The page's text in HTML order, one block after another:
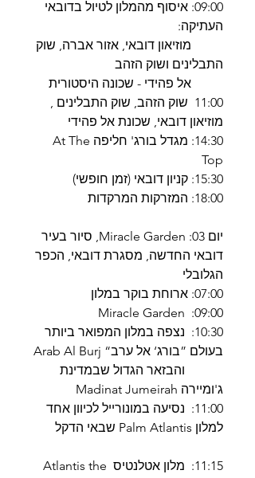
09:00: איסוף מהמלון לטיול בדובאי
העתיקה:
מוזיאון דובאי, אזור אברה, שוק
התבלינים ושוק הזהב
אל פהידי - שכונה היסטורית
11:00 שוק הזהב, שוק התבלינים ,
מוזיאון דובאי, שכונת אל פהידי
14:30: מגדל בורג' חליפה At The
Top
15:30: קניון דובאי (זמן חופשי)
18:00: המזרקות המרקדות
יום 03: Miracle Garden, סיור בעיר
דובאי החדשה, מסגרת דובאי, הכפר
הגלובלי
07:00: ארוחת בוקר במלון
09:00: Miracle Garden
10:30: נצפה במלון המפואר ביותר
בעולם ”בורג‘ אל ערב“ Arab Al Burj
והבזאר הגדול שבמדינת
ג'ומיירה Madinat Jumeirah
11:00: נסיעה במונורייל לכיוון אחד
למלון Palm Atlantis שבאי הדקל
11:15: מלון אטלנטיס Atlantis the